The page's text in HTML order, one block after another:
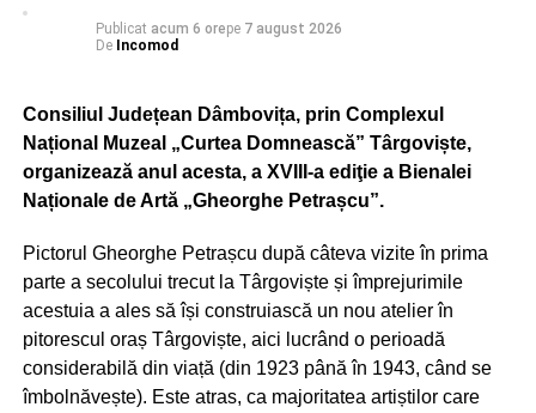
Publicat acum 6 orepe 7 august 2026
De Incomod
Consiliul Județean Dâmbovița, prin Complexul
Național Muzeal „Curtea Domnească” Târgoviște,
organizează anul acesta, a XVIII-a ediţie a Bienalei
Naționale de Artă „Gheorghe Petrașcu”.
Pictorul Gheorghe Petrașcu după câteva vizite în prima
parte a secolului trecut la Târgoviște și împrejurimile
acestuia a ales să își construiască un nou atelier în
pitorescul oraș Târgoviște, aici lucrând o perioadă
considerabilă din viață (din 1923 până în 1943, când se
îmbolnăvește). Este atras, ca majoritatea artiștilor care